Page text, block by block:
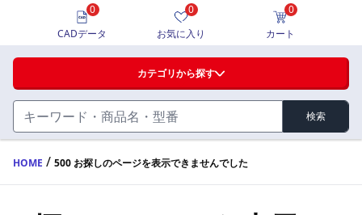
ハンドル・取手・つまみ・周辺機器
FA・A
蝶番・ステー・周辺機器
価格一覧
製品カタログ
カテゴリから探す
検索
0
CADデータ
0
お気に入り
0
カート
HOME / 500 お探しのページを表示できませんでした